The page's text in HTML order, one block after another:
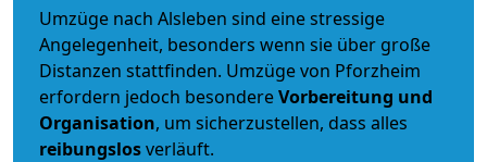
Umzüge nach Alsleben sind eine stressige
Angelegenheit, besonders wenn sie über große
Distanzen stattfinden. Umzüge von Pforzheim
erfordern jedoch besondereVorbereitung und
Organisation, um sicherzustellen, dass alles
reibungslosverläuft.